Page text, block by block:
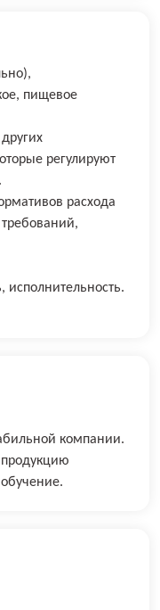
пищевое
регулируют
расхода
исполнительность.
компании.